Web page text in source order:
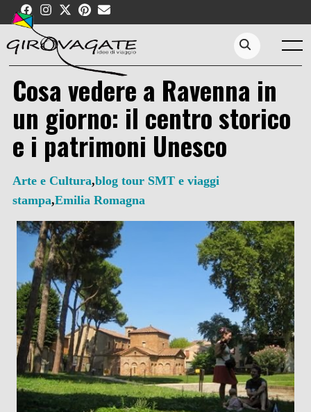
Skip
content
Menu
Search...
Cosa vedere a Ravenna in
un giorno: il centro storico
e i patrimoni Unesco
Arte e Cultura,blog tour SMT e viaggi
stampa,Emilia Romagna